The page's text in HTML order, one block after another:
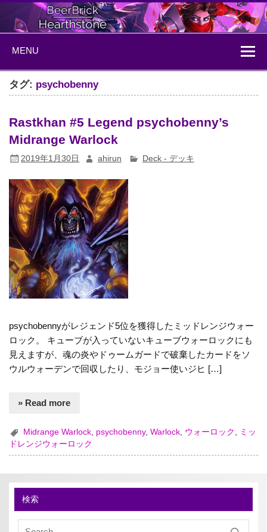
Skip
content
BeerBrick
Hearthstone
MENU
タグ: psychobenny
Rastkhan #5 Legend psychobenny’s
Midrange Warlock
2019年1月30日 ahirun Deck - デッキ
psychobennyがレジェンド5位を獲得したミッドレンジウォー
ロック。 キューブが入っていないキューブウォーロックにも
見えますが、魂の炎やドゥームガードで破棄したカードをソ
ウルウォーデンで回収したり、モジョー使いジヒ […]
» Read more
Midrange Warlock psychobenny,Warlock ウォーロック
ミッ
ドレンジウォーロック
検索